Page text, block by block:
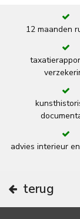
12 maanden
advies interieur
terug